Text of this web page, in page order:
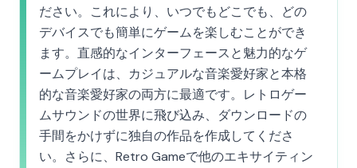
ださい。これにより、いつでもどこでも、どの
デバイスでも簡単にゲームを楽しむことができ
ます。直感的なインターフェースと魅力的なゲ
ームプレイは、カジュアルな音楽愛好家と本格
的な音楽愛好家の両方に最適です。レトロゲー
ムサウンドの世界に飛び込み、ダウンロードの
手間をかけずに独自の作品を作成してくださ
い。さらに、Retro Gameで他のエキサイティン